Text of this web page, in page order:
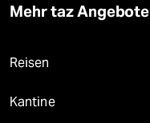
Mehr taz Angebote
Reisen
Kantine